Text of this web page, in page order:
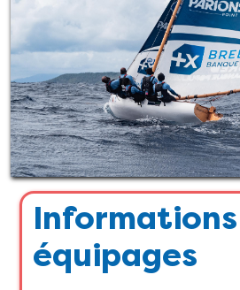
Informations
équipages